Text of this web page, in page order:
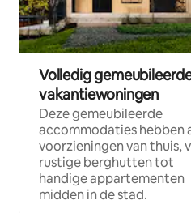
Volledig
vakantiewoningen
Deze gemeubileerde
accommodaties hebben
voorzieningen van thuis,
rustige berghutten tot
handige appartementen
midden in de stad.